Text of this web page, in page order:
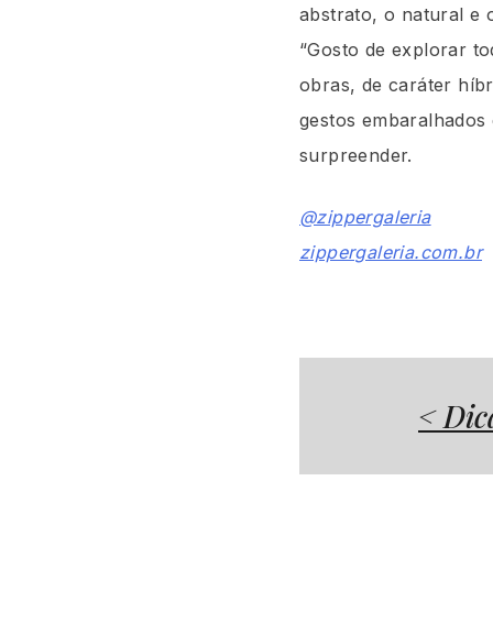
abstrato, o natural e
“Gosto de explorar
obras, de caráter
gestos
surpreender.
@zippergaleria
zippergaleria.com.br
<